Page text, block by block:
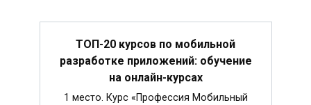
ТОП-20 курсов по мобильной
разработке приложений: обучение
на онлайн-курсах
1 место. Курс «Профессия Мобильный